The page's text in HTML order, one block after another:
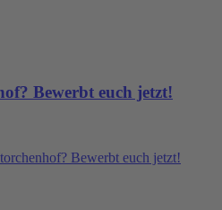
Bewerbt euch jetzt!
Bewerbt euch jetzt!